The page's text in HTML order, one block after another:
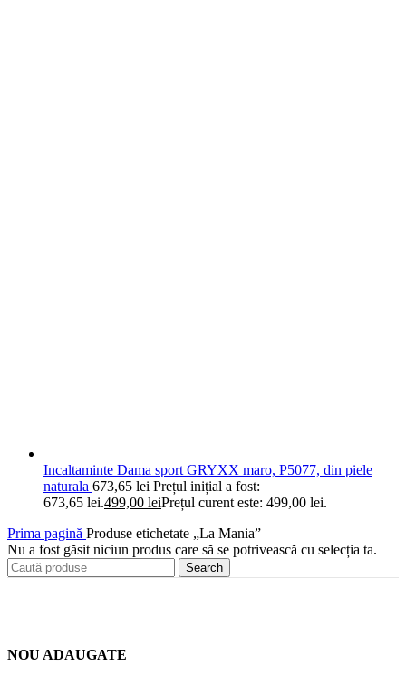
Incaltaminte Dama sport GRYXX maro, P5077, din piele
naturala 673,65lei Prețul inițial a fost:
673,65 lei.499,00 leiPrețul curent este: 499,00 lei.
Prima pagină Produse etichetate „La Mania”
Nu a fost găsit niciun produs care să se potrivească cu selecția ta.
Search
NOU ADAUGATE